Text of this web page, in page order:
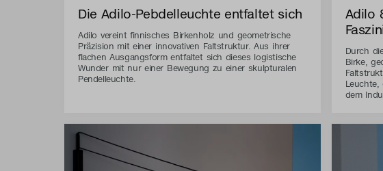
Die Adilo-Pebdelleuchte entfaltet sich
Adilo vereint finnisches Birkenholz und geometrische
Präzision mit einer innovativen Faltstruktur. Aus ihrer
flachen Ausgangsform entfaltet sich dieses logistische
Wunder mit nur einer Bewegung zu einer skulpturalen
Pendelleuchte.
Adilo
Durch
Birke,
dem